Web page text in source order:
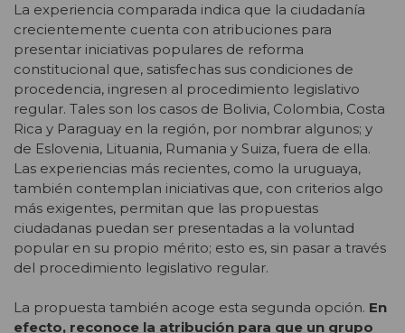
La experiencia comparada indica que la ciudadanía
crecientemente cuenta con atribuciones para
presentar iniciativas populares de reforma
constitucional que, satisfechas sus condiciones de
procedencia, ingresen al procedimiento legislativo
regular. Tales son los casos de Bolivia, Colombia, Costa
Rica y Paraguay en la región, por nombrar algunos; y
de Eslovenia, Lituania, Rumania y Suiza, fuera de ella.
Las experiencias más recientes, como la uruguaya,
también contemplan iniciativas que, con criterios algo
más exigentes, permitan que las propuestas
ciudadanas puedan ser presentadas a la voluntad
popular en su propio mérito; esto es, sin pasar a través
del procedimiento legislativo regular.
La propuesta también acoge esta segunda opción. En
efecto, reconoce la atribución para que un grupo